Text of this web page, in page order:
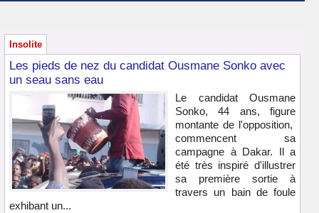
Insolite
Les pieds de nez du candidat Ousmane Sonko avec
un seau sans eau
Le candidat Ousmane
Sonko, 44 ans, figure
montante de l'opposition,
commencent sa
campagne à Dakar. Il a
été très inspiré d'illustrer
sa première sortie à
travers un bain de foule
exhibant un...